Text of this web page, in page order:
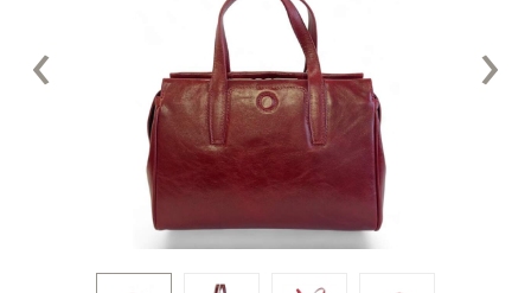
‹ ›